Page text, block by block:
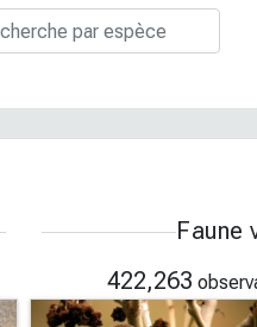
Faune
422,263